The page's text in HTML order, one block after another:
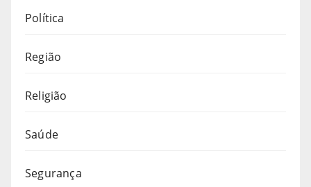
Política
Região
Religião
Saúde
Segurança